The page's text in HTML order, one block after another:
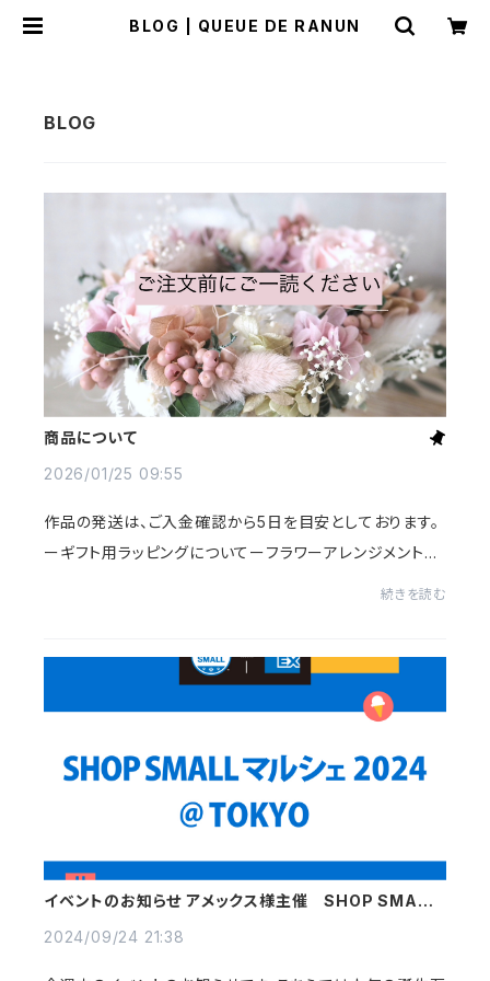
BLOG | QUEUE DE RANUN
商品について
2026/01/25 09:55
作品の発送は、ご入金確認から5日を目安としております。
ーギフト用ラッピングについてーフラワーアレンジメントは
続きを読む
イベントのお知らせ アメックス様主催 SHOP SMALL
2024/09/24 21:38